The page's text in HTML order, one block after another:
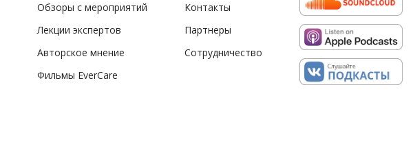
Обзоры с мероприятий
Лекции экспертов
Авторское мнение
Фильмы EverCare
Контакты
Партнеры
Сотрудничество